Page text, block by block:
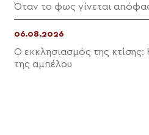
Όταν το φως γίνεται
06.08.2026
Ο εκκλησιασμός της
της αμπέλου